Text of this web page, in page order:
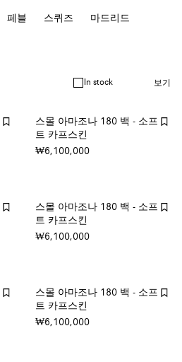
페블 스퀴즈 마드리드
In stock 보기
스몰 아마조나 180 백 - 소프
트 카프스킨
₩6,100,000
스몰 아마조나 180 백 - 소프
트 카프스킨
₩6,100,000
스몰 아마조나 180 백 - 소프
트 카프스킨
₩6,100,000